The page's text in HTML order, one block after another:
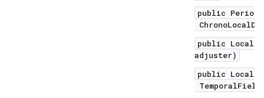
public
public
adjuster)
public